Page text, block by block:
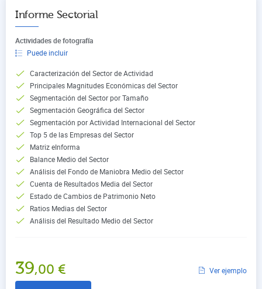
Informe Sectorial
Actividades de fotografía
Puede incluir
Caracterización del Sector de Actividad
Principales Magnitudes Económicas del Sector
Segmentación del Sector por Tamaño
Segmentación Geográfica del Sector
Segmentación por Actividad Internacional del Sector
Top 5 de las Empresas del Sector
Matriz eInforma
Balance Medio del Sector
Análisis del Fondo de Maniobra Medio del Sector
Cuenta de Resultados Media del Sector
Estado de Cambios de Patrimonio Neto
Ratios Medias del Sector
Análisis del Resultado Medio del Sector
39,00 € Ver ejemplo